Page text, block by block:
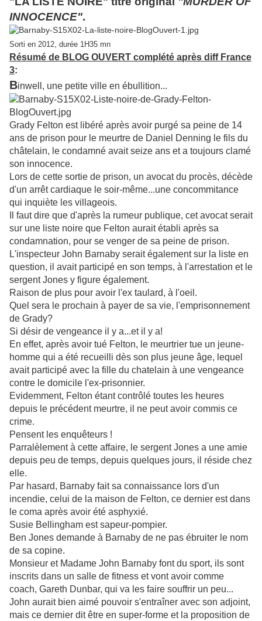
INNOCENCE".
Sorti en 2012, durée 1H35 mn
Résumé de BLOG OUVERT complété après diff France
3:
Binwell, une petite ville en ébullition...
Grady Felton est libéré après avoir purgé sa peine de 14
ans de prison pour le meurtre de Daniel Denning le fils du
châtelain, le condamné avait seize ans et a toujours clamé
son innocence.
Lors de cette sortie de prison, un avocat du procès, décède
d'un arrêt cardiaque le soir-même...une concommitance
qui inquiète les villageois.
Il faut dire que d'après la rumeur publique, cet avocat serait
sur une liste noire que Felton aurait établi après sa
condamnation, pour se venger de sa peine de prison.
L'inspecteur John Barnaby serait également sur la liste en
question, il avait participé en son temps, à l'arrestation et le
sergent Jones y figure également.
Raison de plus pour avoir l'ex taulard, à l'oeil.
Quel sera le prochain à payer de sa vie, l'emprisonnement
de Grady?
Si désir de vengeance il y a...et il y a!
En effet, après avoir tué Felton, le meurtrier tue un jeune-
homme qui a été recueilli dès son plus jeune âge, lequel
avait participé avec la fille du chatelain à une vengeance
contre le domicile l'ex-prisonnier.
Evidemment, Felton étant contrôlé toutes les heures
depuis le précédent meurtre, il ne peut avoir commis ce
crime.
Pensent les enquêteurs !
Parralèlement à cette affaire, le sergent Jones a une amie
depuis peu de temps, depuis quelques jours, il réside chez
elle.
Par hasard, Barnaby fait sa connaissance lors d'un
incendie, celui de la maison de Felton, ce dernier est dans
le coma après avoir été asphyxié.
Susie Bellingham est sapeur-pompier.
Ben Jones demande à Barnaby de ne pas ébruiter le nom
de sa copine.
Monsieur et Madame John Barnaby font du sport, ils sont
inscrits dans un salle de fitness et vont avoir comme
coach, Gareth Dunbar, qui va les faire souffrir un peu...
John aurait bien aimé pouvoir s'entraîner avec son adjoint,
mais ce dernier dit être en super-forme et la proposition de